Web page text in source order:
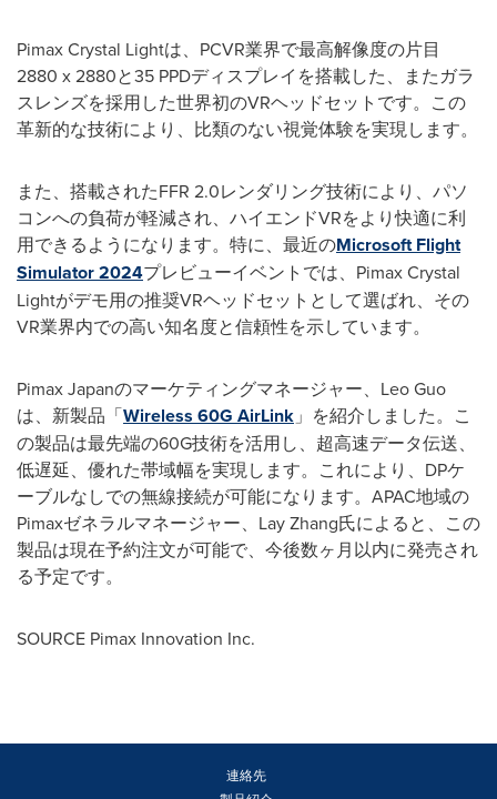
Pimax Crystal Lightは、PCVR業界で最高解像度の片目
2880 x 2880と35 PPDディスプレイを搭載した、またガラ
スレンズを採用した世界初のVRヘッドセットです。この
革新的な技術により、比類のない視覚体験を実現します。
また、搭載されたFFR 2.0レンダリング技術により、パソ
コンへの負荷が軽減され、ハイエンドVRをより快適に利
用できるようになります。特に、最近のMicrosoft Flight
Simulator 2024プレビューイベントでは、Pimax Crystal
Lightがデモ用の推奨VRヘッドセットとして選ばれ、その
VR業界内での高い知名度と信頼性を示しています。
Pimax Japanのマーケティングマネージャー、Leo Guo
は、新製品「Wireless 60G AirLink 」を紹介しました。こ
の製品は最先端の60G技術を活用し、超高速データ伝送、
低遅延、優れた帯域幅を実現します。これにより、DPケ
ーブルなしでの無線接続が可能になります。APAC地域の
Pimaxゼネラルマネージャー、Lay Zhang氏によると、この
製品は現在予約注文が可能で、今後数ヶ月以内に発売され
る予定です。
SOURCE Pimax Innovation Inc.
連絡先